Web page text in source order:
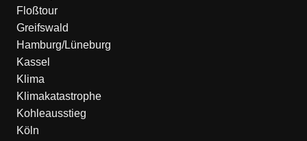
Floßtour
Greifswald
Hamburg/Lüneburg
Kassel
Klima
Klimakatastrophe
Kohleausstieg
Köln